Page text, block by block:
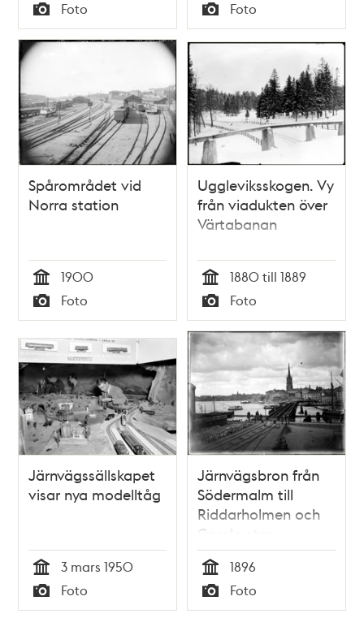
Tid
Typ
Foto Tid
Typ
Foto
Spårområdet vid
Norra station
Tid
1900
Typ
Foto
Uggleviksskogen. Vy
från viadukten över
Värtabanan
Tid
1880 till 1889
Typ
Foto
Järnvägssällskapet
visar nya modelltåg
Tid
3 mars 1950
Typ
Foto
Järnvägsbron från
Södermalm till
Riddarholmen och
Gamla stan
Tid
1896
Typ
Foto